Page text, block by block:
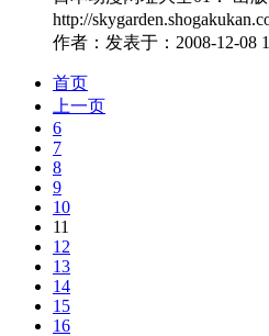
http://
作者： 发表于： 2008-12-08
首页
上一页
6
7
8
9
10
11
12
13
14
15
16